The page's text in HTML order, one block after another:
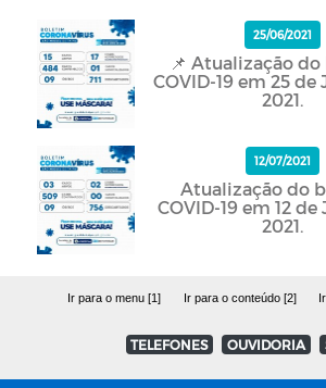
25/06/2021
📌 Atualização
COVID-19 em 25 de
2021.
12/07/2021
Atualização do
COVID-19 em 12 de
2021.
Ir para o menu [1] Ir para o conteúdo [2]
TELEFONES OUVIDORIA